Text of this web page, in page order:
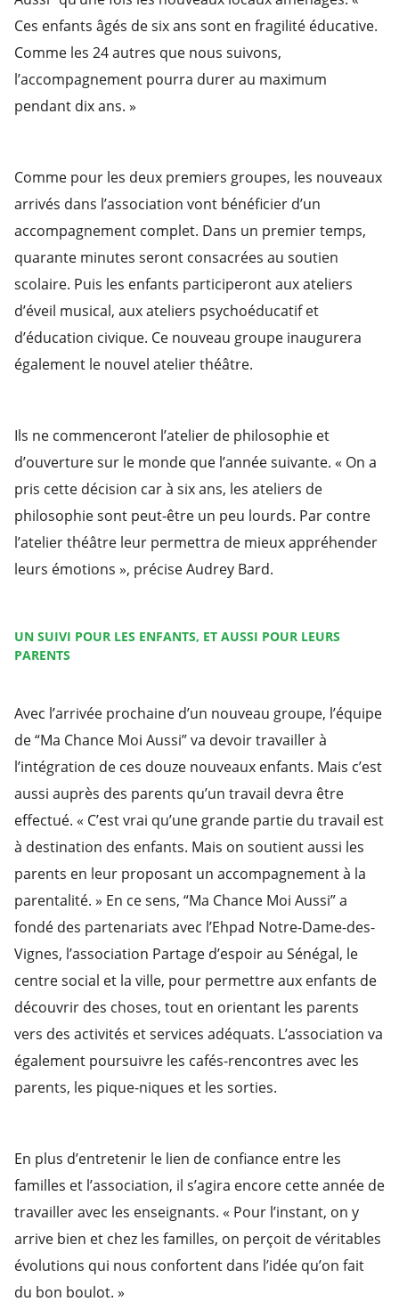
Ces enfants âgés de six ans sont en fragilité éducative.
Comme les 24 autres que nous suivons,
l’accompagnement pourra durer au maximum
pendant dix ans. »
Comme pour les deux premiers groupes, les nouveaux
arrivés dans l’association vont bénéficier d’un
accompagnement complet. Dans un premier temps,
quarante minutes seront consacrées au soutien
scolaire. Puis les enfants participeront aux ateliers
d’éveil musical, aux ateliers psychoéducatif et
d’éducation civique. Ce nouveau groupe inaugurera
également le nouvel atelier théâtre.
Ils ne commenceront l’atelier de philosophie et
d’ouverture sur le monde que l’année suivante. « On a
pris cette décision car à six ans, les ateliers de
philosophie sont peut-être un peu lourds. Par contre
l’atelier théâtre leur permettra de mieux appréhender
leurs émotions », précise Audrey Bard.
UN SUIVI POUR LES ENFANTS, ET AUSSI POUR LEURS
PARENTS
Avec l’arrivée prochaine d’un nouveau groupe, l’équipe
de “Ma Chance Moi Aussi” va devoir travailler à
l’intégration de ces douze nouveaux enfants. Mais c’est
aussi auprès des parents qu’un travail devra être
effectué. « C’est vrai qu’une grande partie du travail est
à destination des enfants. Mais on soutient aussi les
parents en leur proposant un accompagnement à la
parentalité. » En ce sens, “Ma Chance Moi Aussi” a
fondé des partenariats avec l’Ehpad Notre-Dame-des-
Vignes, l’association Partage d’espoir au Sénégal, le
centre social et la ville, pour permettre aux enfants de
découvrir des choses, tout en orientant les parents
vers des activités et services adéquats. L’association va
également poursuivre les cafés-rencontres avec les
parents, les pique-niques et les sorties.
En plus d’entretenir le lien de confiance entre les
familles et l’association, il s’agira encore cette année de
travailler avec les enseignants. « Pour l’instant, on y
arrive bien et chez les familles, on perçoit de véritables
évolutions qui nous confortent dans l’idée qu’on fait
du bon boulot. »